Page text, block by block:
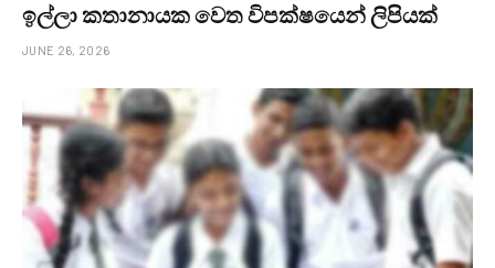
ඉල්ලා කතානායක වෙත විපක්ෂයෙන් ලිපියක්
JUNE 26, 2026